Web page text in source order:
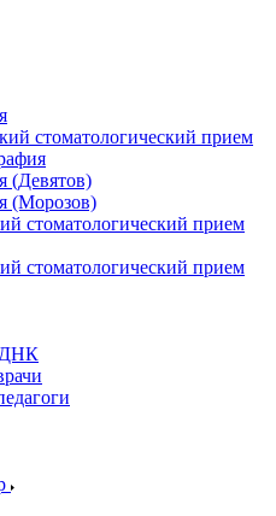
стоматологический прием
(Девятов)
(Морозов)
стоматологический прием
стоматологический прием
ДНК